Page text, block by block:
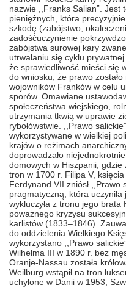
nazwie ,,Franks Salian”. Jest
pieniężnych, która
szkodę (zabójstwo,
zadośćuczynienie
zabójstwa surowej kary
utrwalaniu się cyklu
że sprawiedliwość mieści się
do wniosku, że prawo
wojowników Franków w celu
sporów. Omawiane
społeczeństwa wiejskiego,
utrzymania tkwią w uprawie
rybołówstwie. ,,Prawo
wykorzystywane w wielkiej
krajów o reżimach
doprowadzało
domowych w Hiszpanii, gdzie
tron w 1700 r. Filipa V,
Ferdynand VII zniósł ,,Prawo
pragmatyczną, która
wykluczyła z tronu jego brata
poważnego kryzysu
karlistów (1833–1846).
do oddzielenia Wielkiego
wykorzystano ,,Prawo
Wilhelma III w 1890 r. bez
Oranje-Nassau została
Weilburg wstąpił na tron
uchylone w Danii w 1953,